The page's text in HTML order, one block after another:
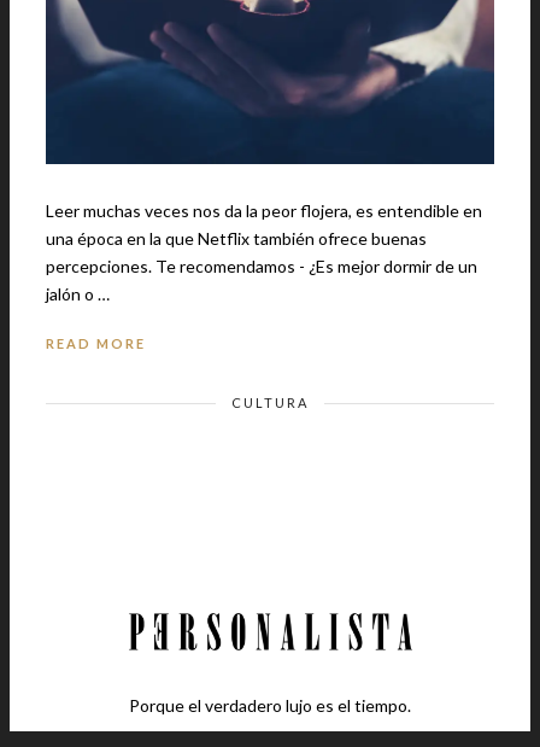
Leer muchas veces nos da la peor flojera, es entendible en
una época en la que Netflix también ofrece buenas
percepciones. Te recomendamos - ¿Es mejor dormir de un
jalón o …
READ MORE
CULTURA
Porque el verdadero lujo es el tiempo.